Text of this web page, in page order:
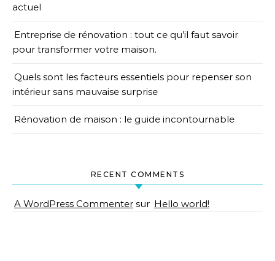
actuel
Entreprise de rénovation : tout ce qu’il faut savoir
pour transformer votre maison.
Quels sont les facteurs essentiels pour repenser son
intérieur sans mauvaise surprise
Rénovation de maison : le guide incontournable
RECENT COMMENTS
A WordPress Commenter sur Hello world!